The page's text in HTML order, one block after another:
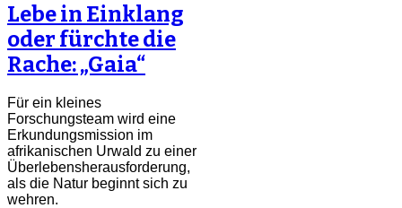
Lebe in Einklang
oder fürchte die
Rache: „Gaia“
Für ein kleines
Forschungsteam wird eine
Erkundungsmission im
afrikanischen Urwald zu einer
Überlebensherausforderung,
als die Natur beginnt sich zu
wehren.